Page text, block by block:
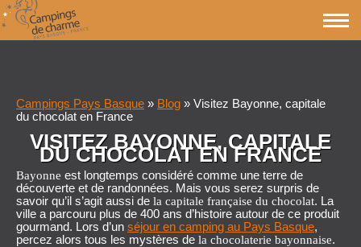
Campings Pays Basque » Blog » Visitez Bayonne, capitale
du chocolat en France
VISITEZ BAYONNE, CAPITALE
DU CHOCOLAT EN FRANCE
Bayonne est longtemps considéré comme une terre de
découverte et de randonnées. Mais vous serez surpris de
savoir qu’il s’agit aussi de la capitale française du chocolat. La
ville a parcouru plus de 400 ans d’histoire autour de ce produit
gourmand. Lors d’un séjour en camping au Pays Basque,
percez alors tous les mystères de la chocolaterie bayonnaise.